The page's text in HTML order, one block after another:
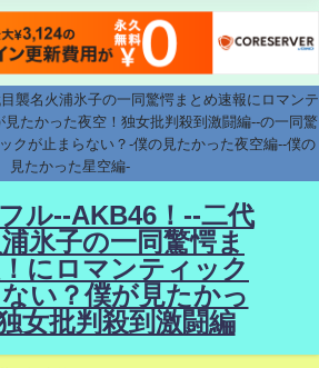
襲名火浦氷子の一同驚愕まとめ速報にロマンテ
見たかった夜空！独女批判殺到激闘編--の一同驚
クが止まらない？-僕の見たかった夜空編--僕の
見たかった星空編-
ル--AKB46！--二代
氷子の一同驚愕ま
にロマンティック
い？僕が見たかっ
女批判殺到激闘編